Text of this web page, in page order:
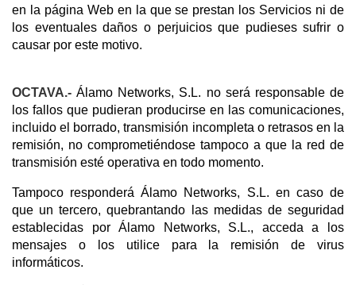
en la página Web en la que se prestan los Servicios ni de
los eventuales daños o perjuicios que pudieses sufrir o
causar por este motivo.
OCTAVA.- Álamo Networks, S.L. no será responsable de
los fallos que pudieran producirse en las comunicaciones,
incluido el borrado, transmisión incompleta o retrasos en la
remisión, no comprometiéndose tampoco a que la red de
transmisión esté operativa en todo momento.
Tampoco responderá Álamo Networks, S.L. en caso de
que un tercero, quebrantando las medidas de seguridad
establecidas por Álamo Networks, S.L., acceda a los
mensajes o los utilice para la remisión de virus
informáticos.